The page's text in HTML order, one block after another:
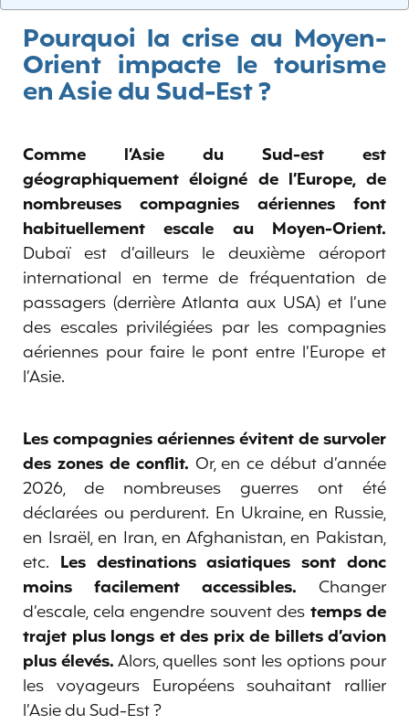
Pourquoi la crise au Moyen-
Orient impacte le tourisme
en Asie du Sud-Est ?
Comme l’Asie du Sud-est est
géographiquement éloigné de l’Europe, de
nombreuses compagnies aériennes font
habituellement escale au Moyen-Orient.
Dubaï est d’ailleurs le deuxième aéroport
international en terme de fréquentation de
passagers (derrière Atlanta aux USA) et l’une
des escales privilégiées par les compagnies
aériennes pour faire le pont entre l’Europe et
l’Asie.
Les compagnies aériennes évitent de survoler
des zones de conflit. Or, en ce début d’année
2026, de nombreuses guerres ont été
déclarées ou perdurent. En Ukraine, en Russie,
en Israël, en Iran, en Afghanistan, en Pakistan,
etc. Les destinations asiatiques sont donc
moins facilement accessibles. Changer
d’escale, cela engendre souvent des temps de
trajet plus longs et des prix de billets d’avion
plus élevés.Alors, quelles sont les options pour
les voyageurs Européens souhaitant rallier
l’Asie du Sud-Est ?